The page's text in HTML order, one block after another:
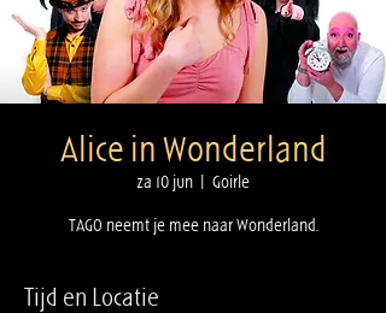
Alice in Wonderland
za 10 jun
  |
Goirle
TAGO neemt je mee naar Wonderland.
Tijd en Locatie